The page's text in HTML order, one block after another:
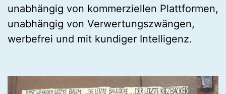
unabhängig von kommerziellen Plattformen,
unabhängig von Verwertungszwängen,
werbefrei und mit kundiger Intelligenz.